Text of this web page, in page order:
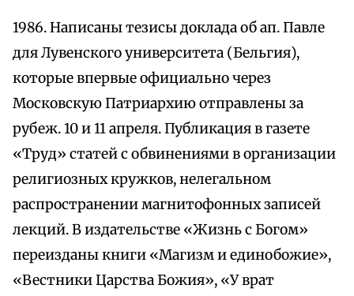
1986. Написаны тезисы доклада об ап. Павле
для Лувенского университета (Бельгия),
которые впервые официально через
Московскую Патриархию отправлены за
рубеж. 10 и 11 апреля. Публикация в газете
«Труд» статей с обвинениями в организации
религиозных кружков, нелегальном
распространении магнитофонных записей
лекций. В издательстве «Жизнь с Богом»
переизданы книги «Магизм и единобожие»,
«Вестники Царства Божия», «У врат